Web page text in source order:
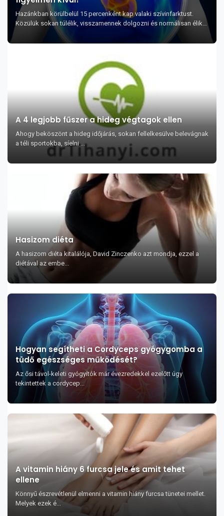
Hazánkban körülbelül 15 percenként kap valaki szívinfarktust.
Közülük sokan túlélik, visszamennek dolgozni és normálisan élik
tovább életüket. De az is tény, h...
A 4 legjobb fűszer a hideg végtagok ellen
Ahogy beköszönt a hideg időjárás, sokan fellelkesülve belevágnak
a téli sportokba, síelni ...
Hasizom diéta
A hasizom diéta kitalálója, David Zinczenko azt mondja, ezzel a
diétával az embe...
Hogyan segítheti a Cordyceps gyógygomba a
tüdő egészséges működését?
Az ősi távol-keleti gyógyítók már évezredekkel ezelőtt úgy
tekintettek a cordycep...
A vitamin hiány 6 furcsa jele és amit tehet
ellene
Könnyű észrevétlenül elmenni a vitamin hiány furcsa tünetei mellet.
Melyek ezek é...